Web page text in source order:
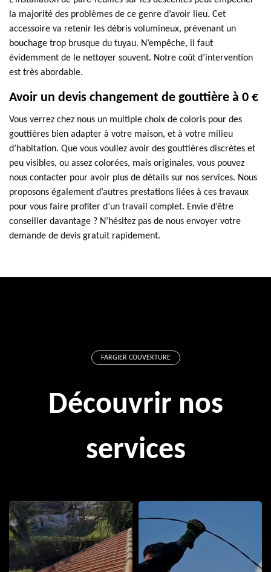
la majorité des problèmes de ce genre d’avoir lieu. Cet
accessoire va retenir les débris volumineux, prévenant un
bouchage trop brusque du tuyau. N’empêche, il faut
évidemment de le nettoyer souvent. Notre coût d’intervention
est très abordable.
Avoir un devis changement de gouttière à 0 €
Vous verrez chez nous un multiple choix de coloris pour des
gouttières bien adapter à votre maison, et à votre milieu
d’habitation. Que vous vouliez avoir des gouttières discrètes et
peu visibles, ou assez colorées, mais originales, vous pouvez
nous contacter pour avoir plus de détails sur nos services. Nous
proposons également d’autres prestations liées à ces travaux
pour vous faire profiter d’un travail complet. Envie d’être
conseiller davantage ? N’hésitez pas de nous envoyer votre
demande de devis gratuit rapidement.
FARGIER COUVERTURE
Découvrir nos
services